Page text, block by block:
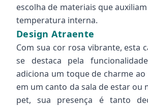
escolha de materiais que
temperatura interna.
Design Atraente
Com sua cor rosa vibrante, esta
se destaca pela
adiciona um toque de charme ao
em um canto da sala de estar ou
pet, sua presença é tanto